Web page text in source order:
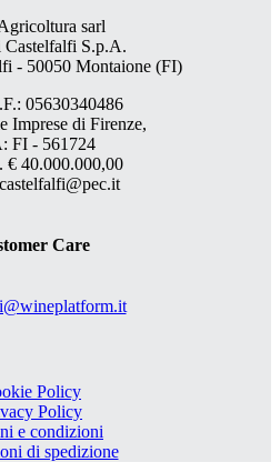
sarl
Castelfalfi S.p.A.
- 50050 Montaione (FI)
05630340486
Imprese di Firenze,
FI - 561724
€ 40.000.000,00
Care
Policy
Policy
e condizioni
di spedizione